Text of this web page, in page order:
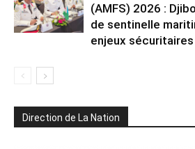
(AMFS) 2026 :
de sentinelle
enjeux
Direction de La Nation